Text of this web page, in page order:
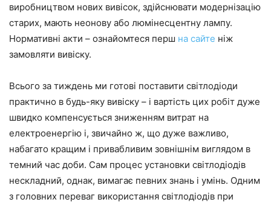
виробництвом нових вивісок, здійснювати модернізацію
старих, мають неонову або люмінесцентну лампу.
Нормативні акти – ознайомтеся перш на сайте ніж
замовляти вивіску.
Всього за тиждень ми готові поставити світлодіоди
практично в будь-яку вивіску – і вартість цих робіт дуже
швидко компенсується зниженням витрат на
електроенергію і, звичайно ж, що дуже важливо,
набагато кращим і привабливим зовнішнім виглядом в
темний час доби. Сам процес установки світлодіодів
нескладний, однак, вимагає певних знань і умінь. Одним
з головних переваг використання світлодіодів при